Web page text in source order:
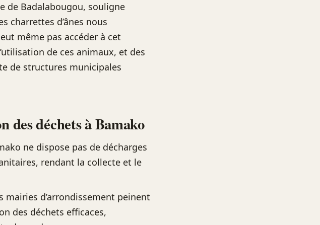
de Badalabougou, souligne
charrettes d’ânes nous
même pas accéder à cet
de ces animaux, et des
de structures municipales
des déchets à Bamako
ne dispose pas de décharges
rendant la collecte et le
mairies d’arrondissement peinent
des déchets efficaces,